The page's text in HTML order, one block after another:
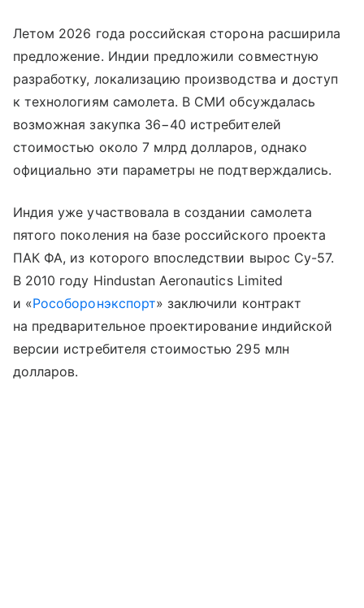
Летом 2026 года российская сторона расширила
предложение. Индии предложили совместную
разработку, локализацию производства и доступ
к технологиям самолета. В СМИ обсуждалась
возможная закупка 36−40 истребителей
стоимостью около 7 млрд долларов, однако
официально эти параметры не подтверждались.
Индия уже участвовала в создании самолета
пятого поколения на базе российского проекта
ПАК ФА, из которого впоследствии вырос Су-57.
В 2010 году Hindustan Aeronautics Limited
и «Рособоронэкспорт» заключили контракт
на предварительное проектирование индийской
версии истребителя стоимостью 295 млн
долларов.